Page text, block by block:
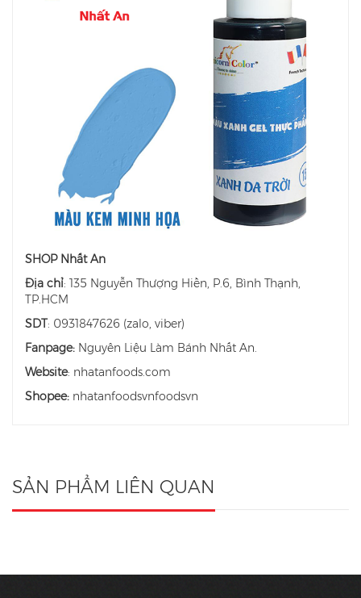
SHOP Nhất An
Địa chỉ: 135 Nguyễn Thượng Hiền, P.6, Bình Thạnh,
TP.HCM
SDT: 0931847626 (zalo, viber)
Fanpage: Nguyên Liệu Làm Bánh Nhất An.
Website: nhatanfoods.com
Shopee: nhatanfoodsvnfoodsvn
SẢN PHẨM LIÊN QUAN